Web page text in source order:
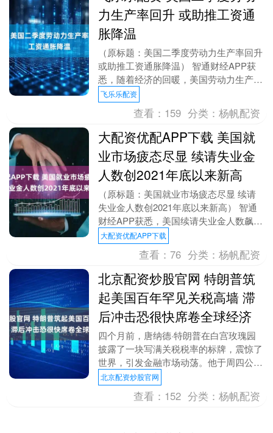
力生产率回升 或助推工资通
胀降温
（原标题：美国二季度劳动力生产率回升
或助推工资通胀降温） 智通财经APP获
悉，随着经济的回暖，美国劳动力生产率
在第二季度反弹，有助于遏制与工资相关
的通胀压力。....
飞乐乐配资
查看： 159 分类：杨帆配资
大配资优配APP下载 美国就
业市场疲态尽显 续请失业金
人数创2021年底以来新高
（原标题：美国就业市场疲态尽显 续请
失业金人数创2021年底以来新高） 智通
财经APP获悉，美国续请失业金人数飙升
至2021年11月以来的最高水平，进一步
表明劳....
大配资优配APP下载
查看：76 分类：杨帆配资
北京配资炒股官网 特朗普筑
起美国百年罕见关税高墙 滞
后冲击恐很快席卷全球经济
四个月前，唐纳德·特朗普在白宫玫瑰园
披露了一块写满关税税率的标牌，震惊了
世界，引发金融市场动荡。他于周四公布
的修订版本在投资者中引发的反应则更为
温和。 但15%....
北京配资炒股官网
查看： 152 分类：杨帆配资